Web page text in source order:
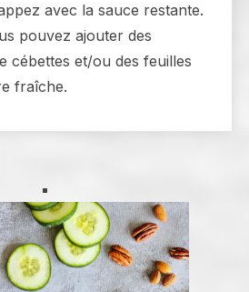
avec la sauce restante.
pouvez ajouter des
cébettes et/ou des feuilles
fraîche.